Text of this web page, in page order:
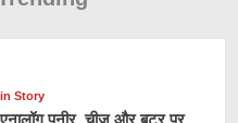
Story
पनीर, चीज और बटर पर